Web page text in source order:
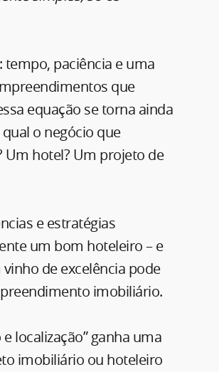
tempo, paciência e uma
que
equação se torna ainda
o negócio que
Um hotel? Um projeto de
e estratégias
um bom hoteleiro – e
de excelência pode
imobiliário.
localização” ganha uma
imobiliário ou hoteleiro